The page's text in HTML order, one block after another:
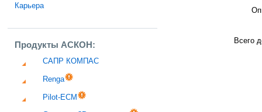
Карьера
Продукты АСКОН:
САПР КОМПАС
Renga
Pilot-ECM
Всего